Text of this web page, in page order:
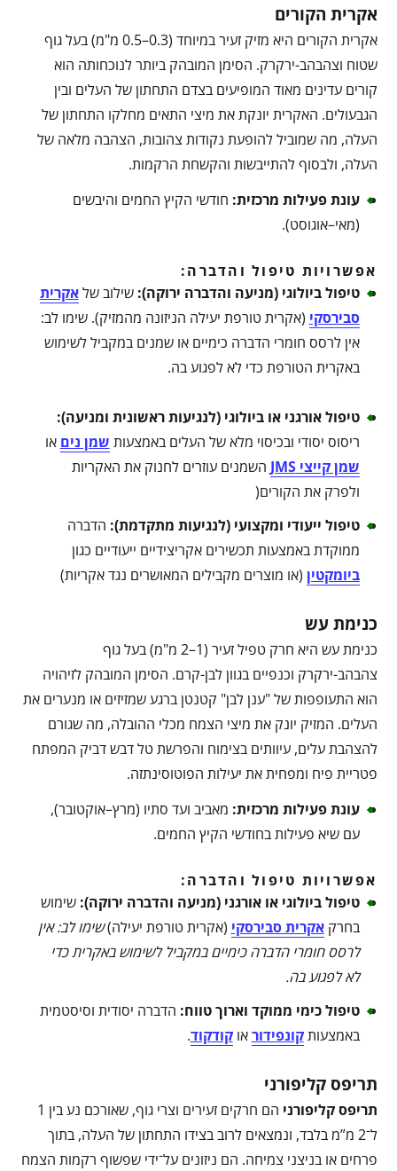
אקרית הקורים
אקרית הקורים היא מזיק זעיר במיוחד (0.3–0.5 מ"מ) בעל גוף
שטוח וצהבהב-ירקרק. הסימן המובהק ביותר לנוכחותה הוא
קורים עדינים מאוד המופיעים בצדם התחתון של העלים ובין
הגבעולים. האקרית יונקת את מיצי התאים מחלקו התחתון של
העלה, מה שמוביל להופעת נקודות צהובות, הצהבה מלאה של
העלה, ולבסוף להתייבשות והקשחת הרקמות.
עונת פעילות מרכזית: חודשי הקיץ החמים והיבשים
(מאי–אוגוסט).
אפשרויות טיפול והדברה:
טיפול ביולוגי (מניעה והדברה ירוקה): שילוב שלאקרית
סבירסקי (אקרית טורפת יעילה הניזונה מהמזיק). שימו לב:
אין לרסס חומרי הדברה כימיים או שמנים במקביל לשימוש
באקרית הטורפת כדי לא לפגוע בה.
טיפול אורגני או ביולוגי (לנגיעות ראשונית ומניעה):
ריסוס יסודי ובכיסוי מלא של העלים באמצעות שמן נים או
שמן קייצי JMS
השמנים עוזרים לחנוק את האקריות
ולפרק את הקורים(
טיפול ייעודי ומקצועי (לנגיעות מתקדמת): הדברה
ממוקדת באמצעות תכשירים אקריצידיים ייעודיים כגון
ביומקטין (או מוצרים מקבילים המאושרים נגד אקריות)
כנימת עש
כנימת עש היא חרק טפיל זעיר (1–2 מ"מ) בעל גוף
צהבהב-ירקרק וכנפיים בגוון לבן-קרם. הסימן המובהק לזיהויה
הוא התעופפות של "ענן לבן" קטנטן ברגע שמזיזים או מנערים את
העלים. המזיק יונק את מיצי הצמח מכלי ההובלה, מה שגורם
להצהבת עלים, עיוותים בצימוח והפרשת טל דבש דביק המפתח
פטריית פיח ומפחית את יעילות הפוטוסינתזה.
עונת פעילות מרכזית: מאביב ועד סתיו (מרץ–אוקטובר),
עם שיא פעילות בחודשי הקיץ החמים.
אפשרויות טיפול והדברה:
טיפול ביולוגי או אורגני (מניעה והדברה ירוקה): שימוש
בחרקאקרית סבירסקי (אקרית טורפת יעילה)שימו לב: אין
לרסס חומרי הדברה כימיים במקביל לשימוש באקרית כדי
לא לפגוע בה.
טיפול כימי ממוקד וארוך טווח: הדברה יסודית וסיסטמית
באמצעותקונפידוראוקודקוד.
תריפס קליפורני
תריפס קליפורני
הם חרקים זעירים וצרי גוף, שאורכם נע בין 1
ל־2 מ”מ בלבד, ונמצאים לרוב בצידו התחתון של העלה, בתוך
פרחים או בניצני צמיחה. הם ניזונים על־ידי שפשוף רקמות הצמח